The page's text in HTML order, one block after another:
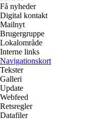
Få nyheder
Digital kontakt
Mailnyt
Brugergruppe
Lokalområde
Interne links
Navigationskort
Tekster
Galleri
Update
Webfeed
Retsregler
Datafiler